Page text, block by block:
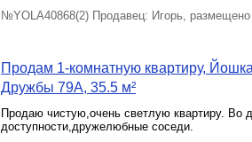
№YOLA40868(2) Продавец: Игорь,
Продам 1-комнатную квартиру,
Дружбы 79А, 35.5 м²
Продаю чистую,очень светлую квартиру. Во
доступности,дружелюбные соседи.